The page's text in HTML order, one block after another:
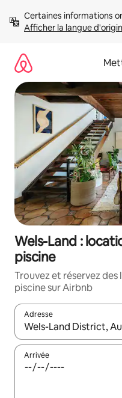
directement
Afficher la langue
Wels-Land :
piscine
Trouvez et réservez
piscine sur Airbnb
Adresse
Lorsque les résultats
Arrivée